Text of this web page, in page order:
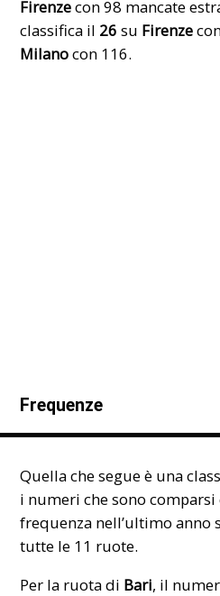
Firenzecon 98 mancate
classifica il 26 su Firenze
Milanocon 116.
Frequenze
Quella che segue è una
i numeri che sono
frequenza nell’ultimo anno
tutte le 11 ruote.
Per la ruota di Bari, il